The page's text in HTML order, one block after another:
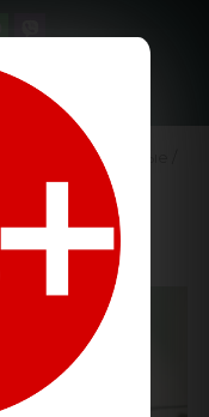
Феминизированные